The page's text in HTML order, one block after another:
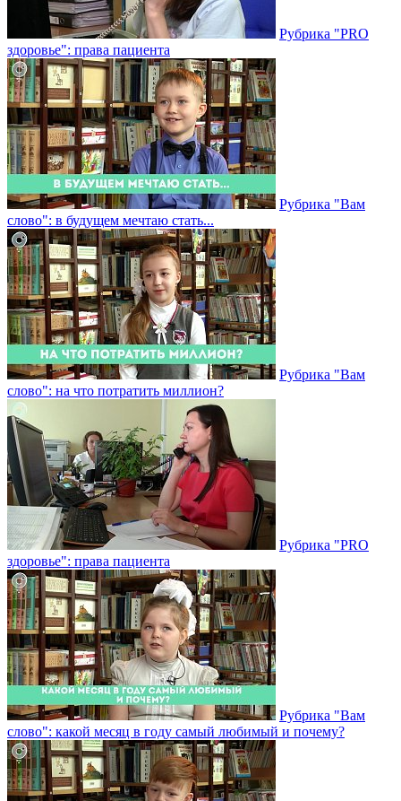
Рубрика "PRO
здоровье": права пациента
Рубрика "Вам
слово": в будущем мечтаю стать...
Рубрика "Вам
слово": на что потратить миллион?
Рубрика "PRO
здоровье": права пациента
Рубрика "Вам
слово": какой месяц в году самый любимый и почему?